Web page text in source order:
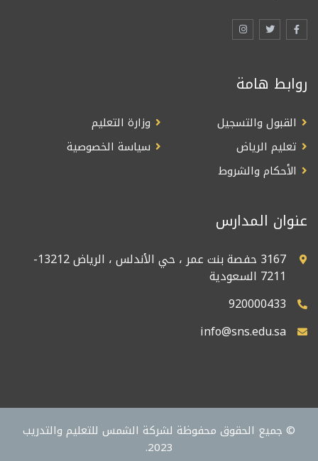
روابط هامة
القبول والتسجيل
وزارة التعليم
تعليم الرياض
سياسة الخصوصية
الأحكام والشروط
عنوان المدارس
3167 حفصة بنت عمر ، حي الأندلس ، الرياض 13212-
7211 السعودية
920000433
info@sns.edu.sa
© جميع الحقوق محفوظة لشركة الشمس للتعليم والتدريب
2023.